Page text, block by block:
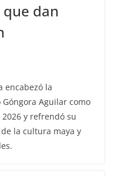
dan
encabezó la
Aguilar como
y refrendó su
la cultura maya y